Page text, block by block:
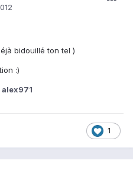
bidouillé ton tel )
:)
alex971
1